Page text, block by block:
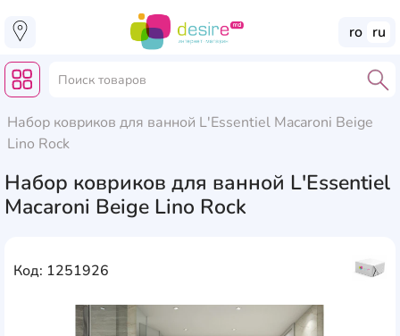
ro ru
Набор ковриков для ванной L'Essentiel Macaroni Beige
Lino Rock
Набор ковриков для ванной L'Essentiel
Macaroni Beige Lino Rock
Код: 1251926